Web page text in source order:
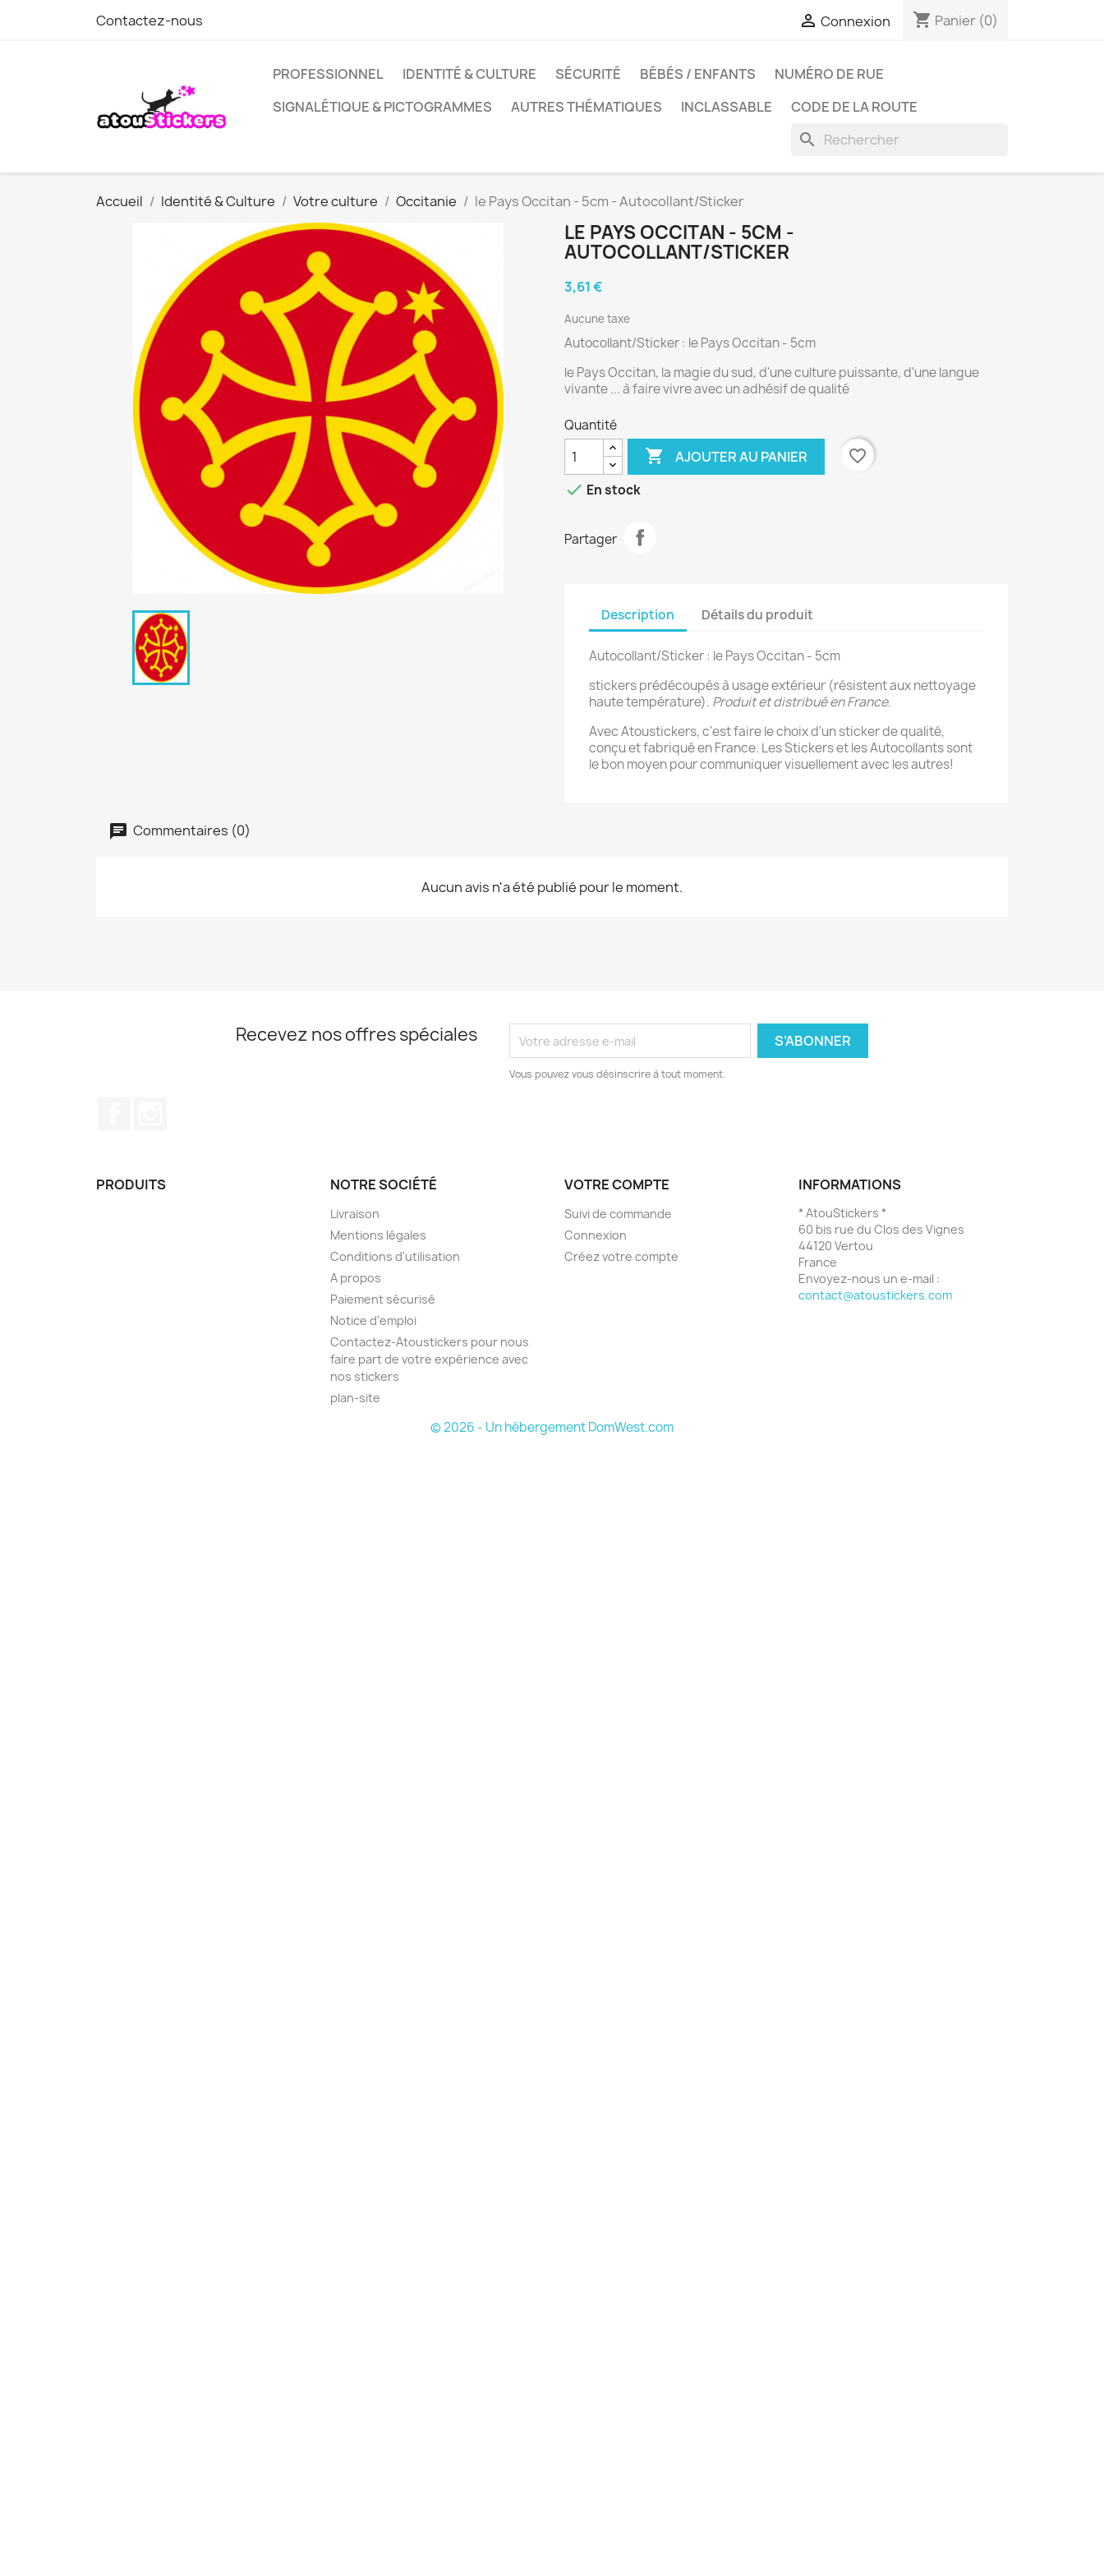
Contactez-nous  Connexion shopping_cart Panier (0)
PROFESSIONNEL IDENTITÉ & CULTURE SÉCURITÉ BÉBÉS / ENFANTS
NUMÉRO DE RUE
SIGNALÉTIQUE & PICTOGRAMMES
AUTRES THÉMATIQUES INCLASSABLE CODE DE LA ROUTE
search
Accueil Identité & Culture Votre culture Occitanie le Pays Occitan - 5cm - Autocollant/Sticker
LE PAYS OCCITAN - 5CM -
AUTOCOLLANT/STICKER
3,61 €
Aucune taxe
Autocollant/Sticker : le Pays Occitan - 5cm
le Pays Occitan, la magie du sud, d'une culture puissante, d'une langue
vivante ... à faire vivre avec un adhésif de qualité
Quantité
 AJOUTER AU PANIER
favorite_border
 En stock
Partager
Description Détails du produit
Autocollant/Sticker : le Pays Occitan - 5cm
stickers prédécoupés à usage extérieur (résistent aux nettoyage
haute température). Produit et distribué en France.
Avec Atoustickers, c'est faire le choix d'un sticker de qualité,
conçu et fabriqué en France. Les Stickers et les Autocollants sont
le bon moyen pour communiquer visuellement avec les autres!
Commentaires (0)
Aucun avis n'a été publié pour le moment.
Recevez nos offres spéciales
Vous pouvez vous désinscrire à tout moment.
PRODUITS NOTRE SOCIÉTÉ
Livraison
Mentions légales
Conditions d'utilisation
A propos
Paiement sécurisé
Notice d'emploi
Contactez-Atoustickers pour nous
faire part de votre expérience avec
nos stickers
plan-site
VOTRE COMPTE
Suivi de commande
Connexion
Créez votre compte
INFORMATIONS
* AtouStickers *
60 bis rue du Clos des Vignes
44120 Vertou
France
Envoyez-nous un e-mail :
contact@atoustickers.com
© 2026 - Un hébergement DomWest.com